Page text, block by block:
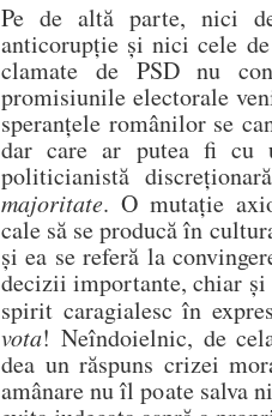
Pe de altă parte, nici
anticorupție și nici cele
clamate de PSD nu
promisiunile electorale
speranțele românilor se
dar care ar putea fi cu
politicianistă
majoritate. O mutație
cale să se producă în
și ea se referă la
decizii importante, chiar și
spirit caragialesc în
vota! Neîndoielnic, de
dea un răspuns crizei
amânare nu îl poate salva